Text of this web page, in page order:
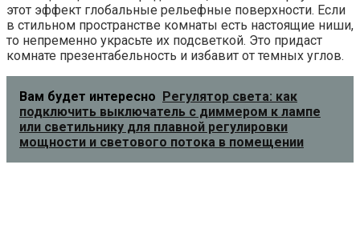
этот эффект глобальные рельефные поверхности. Если
в стильном пространстве комнаты есть настоящие ниши,
то непременно украсьте их подсветкой. Это придаст
комнате презентабельность и избавит от темных углов.
Вам будет интересно
Регулятор света: как
подключить выключатель с диммером к лампе
или светильнику для плавной регулировки
мощности и светового потока в помещении